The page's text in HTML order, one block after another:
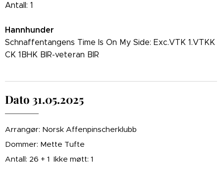
Antall: 1
Hannhunder
Schnaffentangens Time Is On My Side: Exc.VTK 1.VTKK
CK 1BHK BIR-veteran BIR
Dato 31.05.2025
Arrangør: Norsk Affenpinscherklubb
Dommer: Mette Tufte
Antall: 26 + 1 Ikke møtt: 1